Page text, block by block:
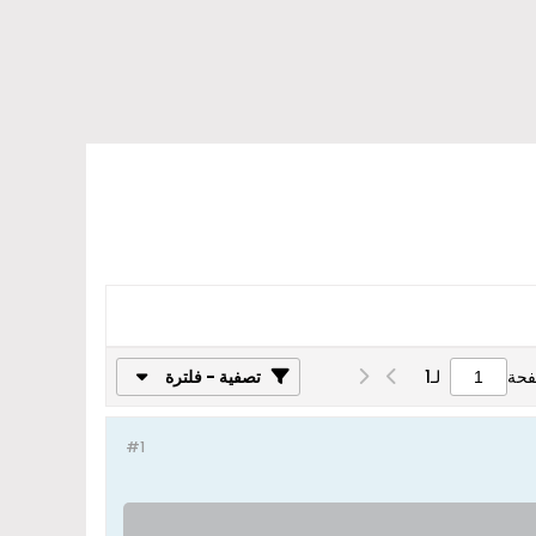
لـ1 تصفية - فلترة
#1